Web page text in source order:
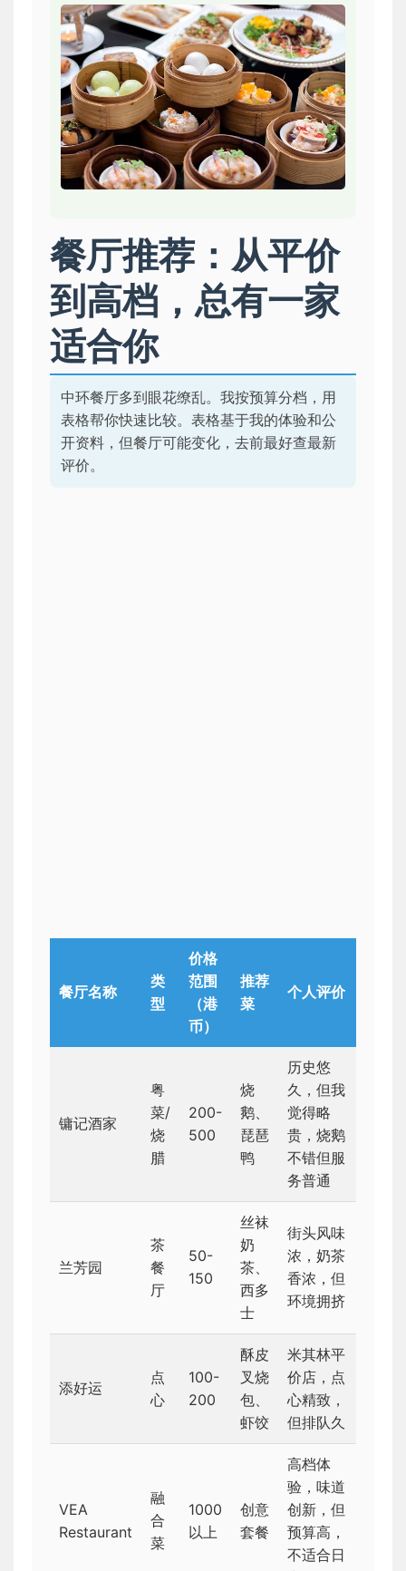
餐厅推荐：从平价
到高档，总有一家
适合你
中环餐厅多到眼花缭乱。我按预算分档，用
表格帮你快速比较。表格基于我的体验和公
开资料，但餐厅可能变化，去前最好查最新
评价。
餐厅名称
类
型
价格
范围
（港
币）
推荐
菜
个人评价
镛记酒家
粤
菜/
烧
腊
200-
500
烧
鹅、
琵琶
鸭
历史悠
久，但我
觉得略
贵，烧鹅
不错但服
务普通
兰芳园
茶
餐
厅
50-
150
丝袜
奶
茶、
西多
士
街头风味
浓，奶茶
香浓，但
环境拥挤
添好运
点
心
100-
200
酥皮
叉烧
包、
虾饺
米其林平
价店，点
心精致，
但排队久
VEA
Restaurant
融
合
菜
1000
以上
创意
套餐
高档体
验，味道
创新，但
预算高，
不适合日